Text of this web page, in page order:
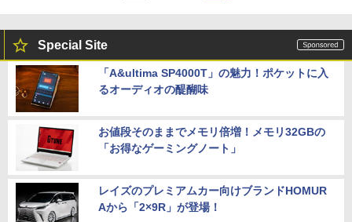
Special Site
「A&ultima SP4000T」の魅力！ポケットに入
るオーディオの醍醐味
お値段そのままでメモリ倍増！メモリ32GBの
「お得なゲーミングノート」
レイズのプレミアムカー向けブランドHOMUR
Aから「2×9R」が登場！